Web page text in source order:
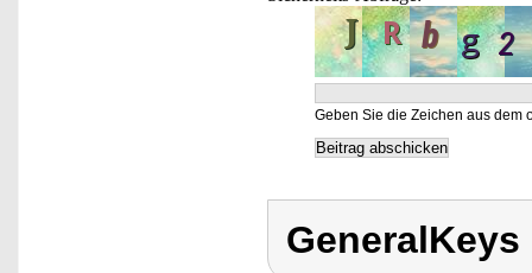
Geben Sie die Zeichen aus dem
GeneralKeys